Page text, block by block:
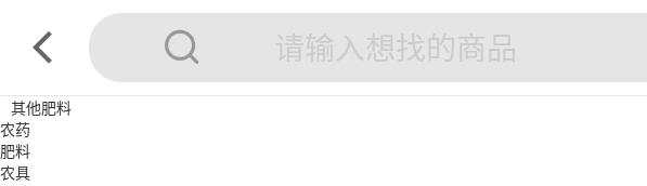
其他肥料
农药
肥料
农具